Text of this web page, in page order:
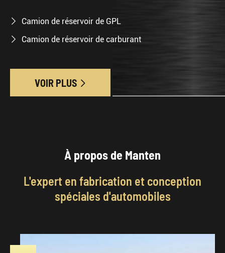
 Camion de réservoir de GPL
 Camion de réservoir de carburant
VOIR PLUS 
À propos de Manten
L'expert en fabrication et conception
spéciales d'automobiles